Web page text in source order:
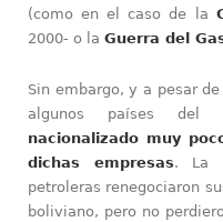
(como en el caso de la
2000- o la Guerra del
Sin embargo, y a pesar
algunos países del
nacionalizado muy
dichas empresas. La
petroleras renegociaron
boliviano, pero no